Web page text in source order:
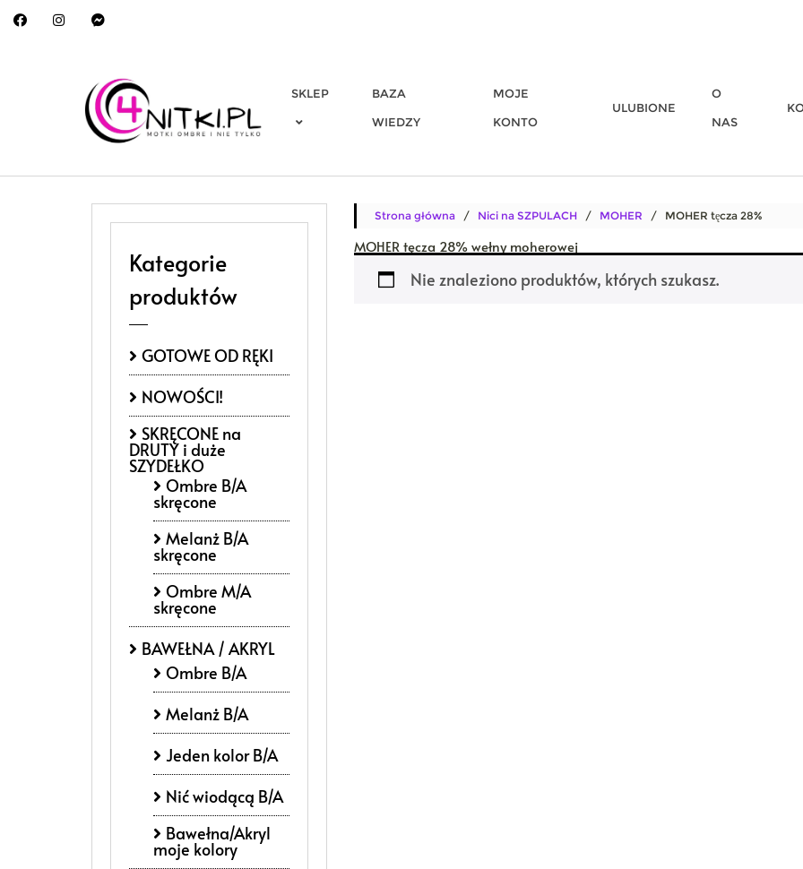
SKLEP
BAZA
WIEDZY
MOJE
KONTO
ULUBIONE
O
NAS
Strona główna/ Nici na SZPULACH/ MOHER / MOHER tęcza 28%
MOHER tęcza 28% wełny moherowej
Nie znaleziono produktów, których szukasz.
Kategorie
produktów
GOTOWE OD RĘKI
NOWOŚCI!
SKRĘCONE na
DRUTY i duże
SZYDEŁKO
Ombre B/A
skręcone
Melanż B/A
skręcone
Ombre M/A
skręcone
BAWEŁNA / AKRYL
Ombre B/A
Melanż B/A
Jeden kolor B/A
Nić wiodącą B/A
Bawełna/Akryl
moje kolory